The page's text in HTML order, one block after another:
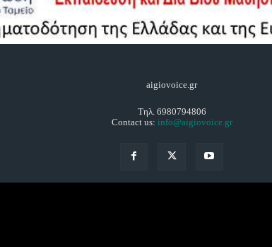
aigiovoice.gr
Τηλ. 6980794806
Contact us: info@aigiovoice.gr